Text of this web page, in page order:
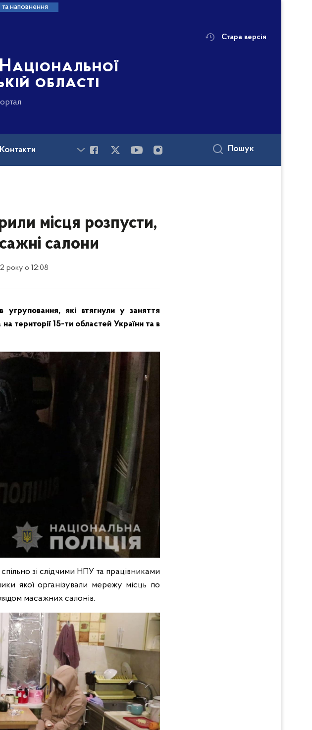
наповнення
області
Стара версія
Контакти Пошук
місця розпусти,
салони
року о 12:08
угруповання, які втягнули у заняття
території 15-ти областей України та в
зі слідчими НПУ та працівниками
якої організували мережу місць по
масажних салонів.